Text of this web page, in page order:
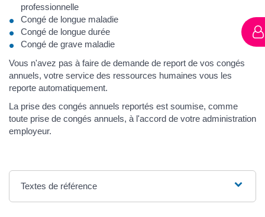
professionnelle
Congé de longue maladie
Congé de longue durée
Congé de grave maladie
Vous n'avez pas à faire de demande de report de vos congés
annuels, votre service des ressources humaines vous les
reporte automatiquement.
La prise des congés annuels reportés est soumise, comme
toute prise de congés annuels, à l'accord de votre administration
employeur.
Textes de référence